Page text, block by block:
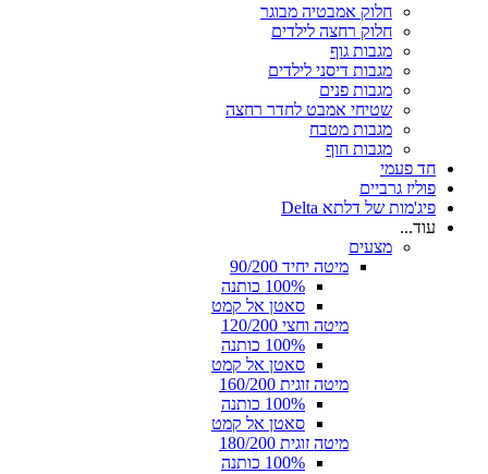
חלוק אמבטיה מבוגר
חלוק רחצה לילדים
מגבות גוף
מגבות דיסני לילדים
מגבות פנים
שטיחי אמבט לחדר רחצה
מגבות מטבח
מגבות חוף
חד פעמי
פוליז גרביים
פיג'מות של דלתא Delta
עוד...
מצעים
מיטה יחיד 90/200
100% כותנה
סאטן אל קמט
מיטה וחצי 120/200
100% כותנה
סאטן אל קמט
מיטה זוגית 160/200
100% כותנה
סאטן אל קמט
מיטה זוגית 180/200
100% כותנה